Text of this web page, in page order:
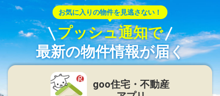
お気に入りの物件を見逃さない！
プッシュ通知で
最新の物件情報が届く
goo住宅・不動産